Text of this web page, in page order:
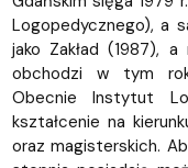
Logopedycznego), a
jako Zakład (1987),
obchodzi w tym
Obecnie Instytut
kształcenie na
oraz magisterskich.